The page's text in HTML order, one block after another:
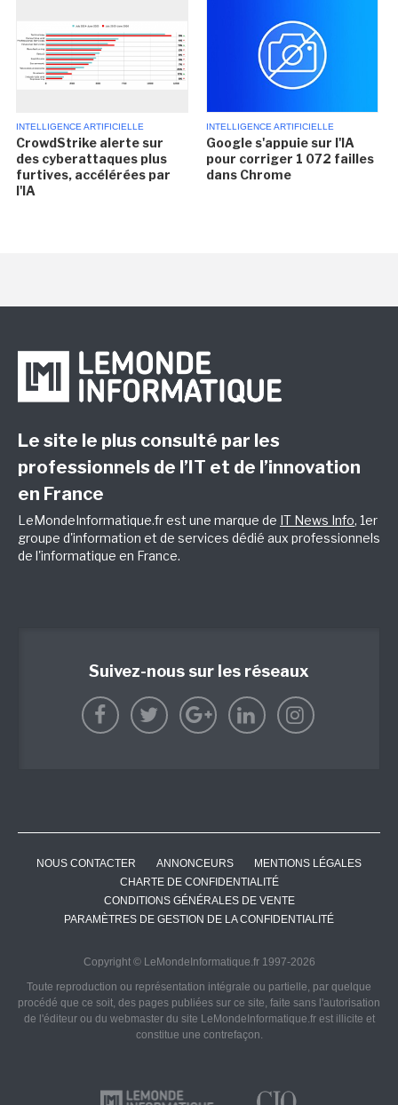
INTELLIGENCE ARTIFICIELLE
CrowdStrike alerte sur
des cyberattaques plus
furtives, accélérées par
l'IA
INTELLIGENCE ARTIFICIELLE
Google s'appuie sur l'IA
pour corriger 1 072 failles
dans Chrome
Le site le plus consulté par les
professionnels de l’IT et de l’innovation
en France
LeMondeInformatique.fr est une marque de IT News Info, 1er
groupe d'information et de services dédié aux professionnels
de l'informatique en France.
Suivez-nous sur les réseaux
NOUS CONTACTER ANNONCEURS
MENTIONS LÉGALES
CHARTE DE CONFIDENTIALITÉ
CONDITIONS GÉNÉRALES DE VENTE
PARAMÈTRES DE GESTION DE LA CONFIDENTIALITÉ
Copyright © LeMondeInformatique.fr 1997-2026
Toute reproduction ou représentation intégrale ou partielle, par quelque
procédé que ce soit, des pages publiées sur ce site, faite sans l'autorisation
de l'éditeur ou du webmaster du site LeMondeInformatique.fr est illicite et
constitue une contrefaçon.